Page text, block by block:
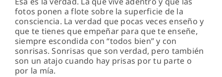
fotos ponen a flote sobre la superficie de la
consciencia. La verdad que pocas veces enseño y
que te tienes que empeñar para que te enseñe,
siempre escondida con “todos bien” y con
sonrisas. Sonrisas que son verdad, pero también
son un atajo cuando hay prisas por tu parte o
por la mía.